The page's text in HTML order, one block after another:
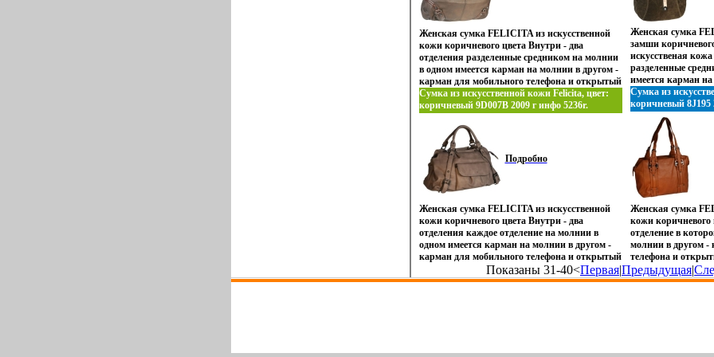
Женская сумка FELICITA из искусственной
кожи коричневого цвета Внутри - два
отделения разделенные средником на молнии
в одном имеется карман на молнии в другом -
карман для мобильного телефона и открытый
кармбюъьуан На задней стенке снаружи -
удобный карман на молнии Цвет фурнитуры -
V-10003 Торговая марка: Felicita Цвет: кофе
Размер: 36х12х28 .
Сумка из искусственной кожи Felicita, цвет:
коричневый 9D007B 2009 г инфо 5236r.
Подробно
Женская сумка FELICITA из искусственной
кожи коричневого цвета Внутри - два
отделения каждое отделение на молнии в
одном имеется карман на молнии в другом -
карман для мобильного телефона и открытый
карман Нбюъьйа задней стенке снаружи -
удобный карман на молни На передней стенке
Размервллцп: 42х15х24 .
Женская сумка
замши
искусственая
разделенные
имеется карман
для
карман На задней
карман на
блестящее
Ножки - есть
18594 Торговая
коричневый
Сумка из
коричневый 8J195
Женская сумка
кожи коричневого
отделение в
молнии в другом -
телефона и
стенке
молни Цвет
Показаны 31-40<Первая|Предыдущая|